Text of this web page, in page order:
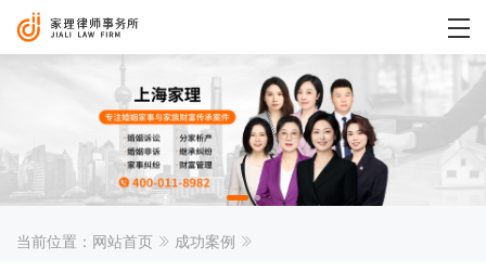
当前位置： 网站首页 成功案例